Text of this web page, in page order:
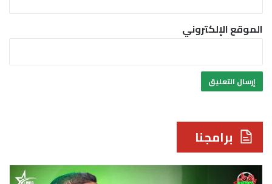
الموقع الإلكتروني
برامجنا